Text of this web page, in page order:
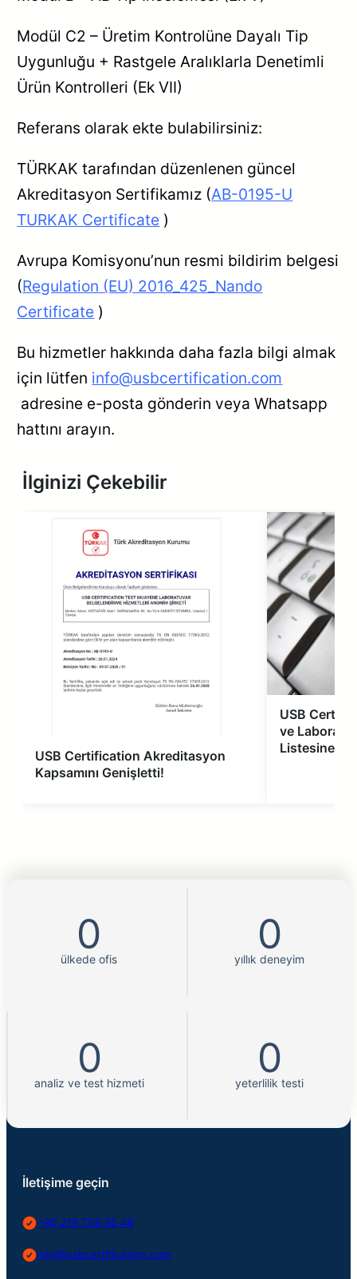
Modül C2 – Üretim Kontrolüne Dayalı Tip
Uygunluğu + Rastgele Aralıklarla Denetimli
Ürün Kontrolleri (Ek VII)
Referans olarak ekte bulabilirsiniz:
TÜRKAK tarafından düzenlenen güncel
Akreditasyon Sertifikamız (AB-0195-U
TURKAK Certificate )
Avrupa Komisyonu’nun resmi bildirim belgesi
(Regulation (EU) 2016_425_Nando
Certificate )
Bu hizmetler hakkında daha fazla bilgi almak
için lütfen info@usbcertification.com
adresine e-posta gönderin veya Whatsapp
hattını arayın.
İlginizi Çekebilir
USB Certification Akreditasyon
Kapsamını Genişletti!
USB
ve
Listesine
0
ülkede ofis
0
yıllık deneyim
0
analiz ve test hizmeti
0
yeterlilik testi
İletişime geçin
+90 216 706 95 46
info@usbcertification.com